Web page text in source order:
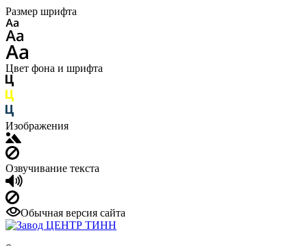
Размер шрифта
Цвет фона и шрифта
Изображения
Озвучивание текста
Обычная версия сайта